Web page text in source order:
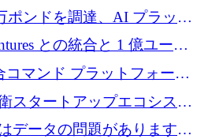
万ドルを調達
ポンドを調達、AI プラット
買収して子ども向け言語療
との統合と 1 億ユーロ
シード投資に拡大
コマンド プラットフォーム
無人システムを接続するた
ます
スタートアップエコシステ
ソン
データの問題があります。